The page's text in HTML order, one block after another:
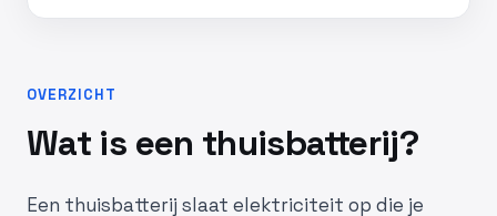
OVERZICHT
Wat is een thuisbatterij?
Een thuisbatterij slaat elektriciteit op die je